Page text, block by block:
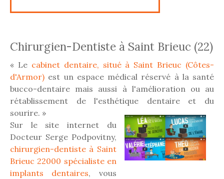
Chirurgien-Dentiste à Saint Brieuc (22)
« Le cabinet dentaire, situé à Saint Brieuc (Côtes-
d'Armor) est un espace médical réservé à la santé
bucco-dentaire mais aussi à l'amélioration ou au
rétablissement de l'esthétique dentaire et du
sourire. »
Sur le site internet du
Docteur Serge Podpovitny,
chirurgien-dentiste à Saint
Brieuc 22000 spécialiste en
implants dentaires, vous